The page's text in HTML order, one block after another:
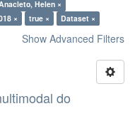
Helen ×
× true × Dataset ×
Show Advanced Filters
do